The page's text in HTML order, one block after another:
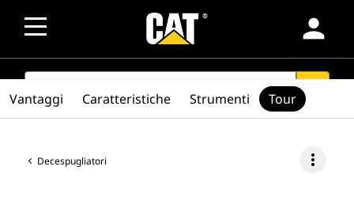
person
SEARCH search
Decespugliatori more_vert
Vantaggi Caratteristiche Strumenti Tour